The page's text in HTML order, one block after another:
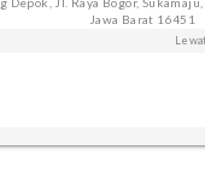
Jawa Barat 16451